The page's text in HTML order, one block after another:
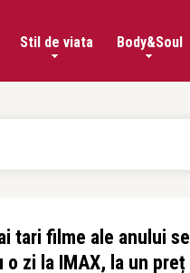
Stil de viata Body&Soul
tari filme ale anului se
zi la IMAX, la un preț